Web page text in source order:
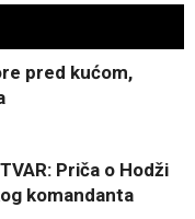
pred kućom,
Priča o Hodži
komandanta